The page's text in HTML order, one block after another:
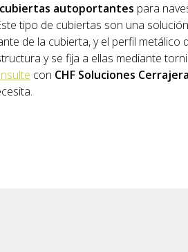
autoportantes para
tipo de cubiertas son una
de la cubierta, y el perfil metálico
y se fija a ellas mediante
con CHF Soluciones